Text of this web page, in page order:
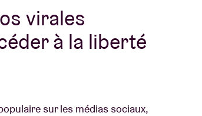
virales
à la liberté
sur les médias sociaux,